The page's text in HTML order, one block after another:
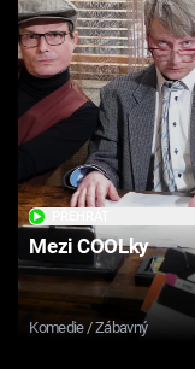
Mezi COOLky
Komedie / Zábavný